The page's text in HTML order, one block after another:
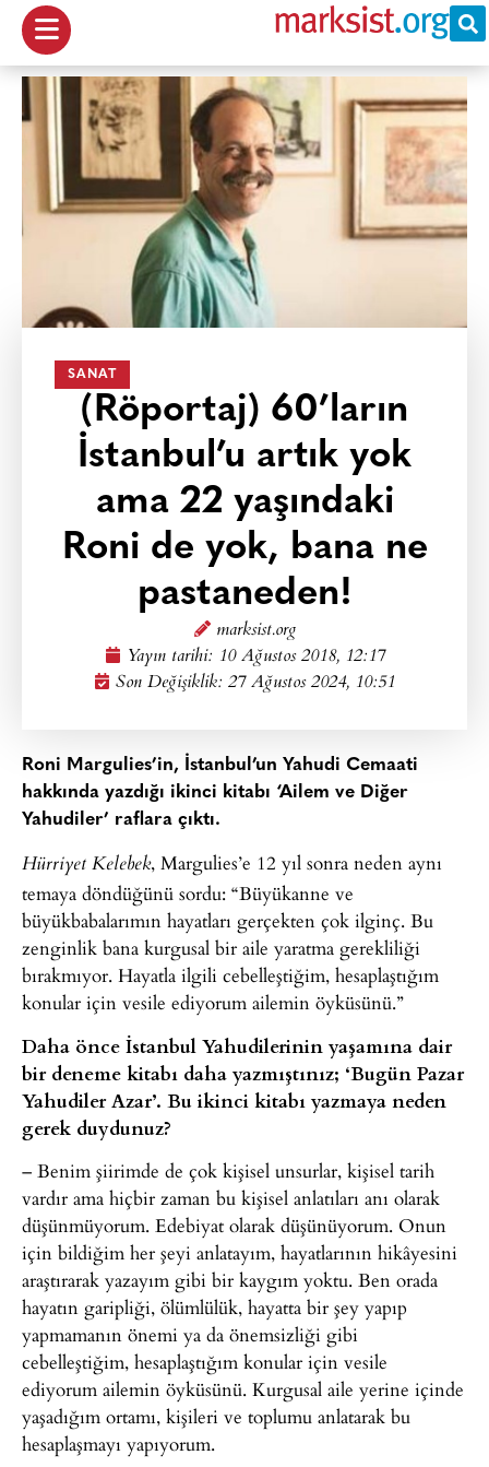
SANAT
(Röportaj) 60’ların
İstanbul’u artık yok
ama 22 yaşındaki
Roni de yok, bana ne
pastaneden!
marksist.org
Yayın tarihi: 10 Ağustos 2018, 12:17
Son Değişiklik: 27 Ağustos 2024, 10:51
Roni Margulies’in, İstanbul’un Yahudi Cemaati
hakkında yazdığı ikinci kitabı ‘Ailem ve Diğer
Yahudiler’ raflara çıktı.
Hürriyet Kelebek, Margulies’e 12 yıl sonra neden aynı
temaya döndüğünü sordu: “Büyükanne ve
büyükbabalarımın hayatları gerçekten çok ilginç. Bu
zenginlik bana kurgusal bir aile yaratma gerekliliği
bırakmıyor. Hayatla ilgili cebelleştiğim, hesaplaştığım
konular için vesile ediyorum ailemin öyküsünü.”
Daha önce İstanbul Yahudilerinin yaşamına dair
bir deneme kitabı daha yazmıştınız; ‘Bugün Pazar
Yahudiler Azar’. Bu ikinci kitabı yazmaya neden
gerek duydunuz?
– Benim şiirimde de çok kişisel unsurlar, kişisel tarih
vardır ama hiçbir zaman bu kişisel anlatıları anı olarak
düşünmüyorum. Edebiyat olarak düşünüyorum. Onun
için bildiğim her şeyi anlatayım, hayatlarının hikâyesini
araştırarak yazayım gibi bir kaygım yoktu. Ben orada
hayatın garipliği, ölümlülük, hayatta bir şey yapıp
yapmamanın önemi ya da önemsizliği gibi
cebelleştiğim, hesaplaştığım konular için vesile
ediyorum ailemin öyküsünü. Kurgusal aile yerine içinde
yaşadığım ortamı, kişileri ve toplumu anlatarak bu
hesaplaşmayı yapıyorum.